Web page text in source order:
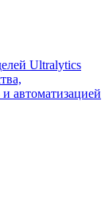
Ultralytics
автоматизацией